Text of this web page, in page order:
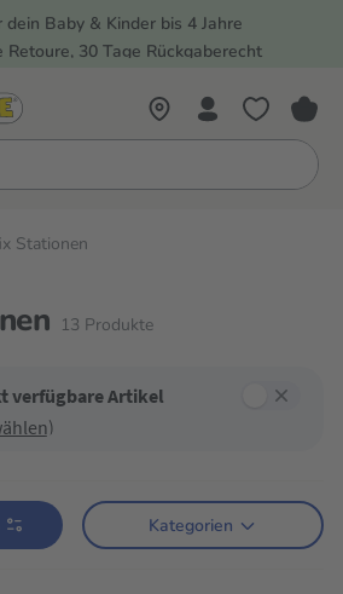
springen
Baby & Kinder bis 4 Jahre
Retoure, 30 Tage Rückgaberecht
Stationen
13 Produkte
verfügbare Artikel
Kategorien